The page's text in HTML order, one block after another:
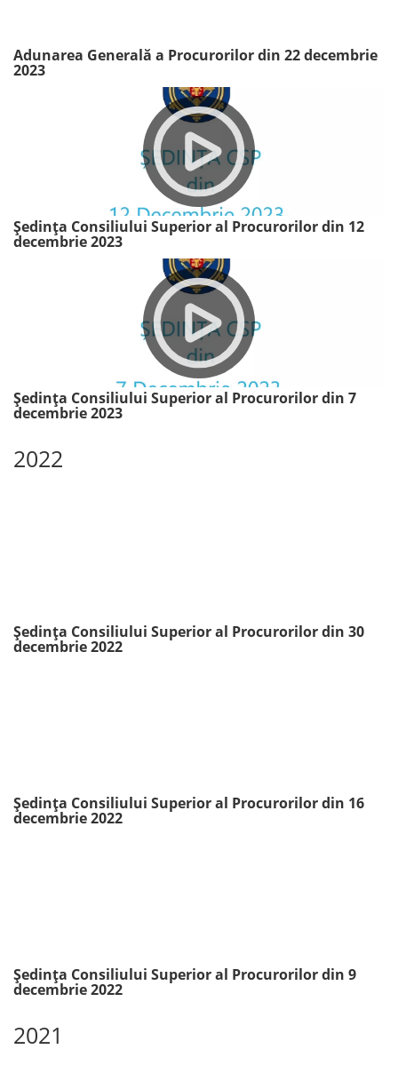
Adunarea Generală a Procurorilor din 22 decembrie
2023
Ședința Consiliului Superior al Procurorilor din 12
decembrie 2023
Ședința Consiliului Superior al Procurorilor din 7
decembrie 2023
2022
Ședința Consiliului Superior al Procurorilor din 30
decembrie 2022
Ședința Consiliului Superior al Procurorilor din 16
decembrie 2022
Ședința Consiliului Superior al Procurorilor din 9
decembrie 2022
2021